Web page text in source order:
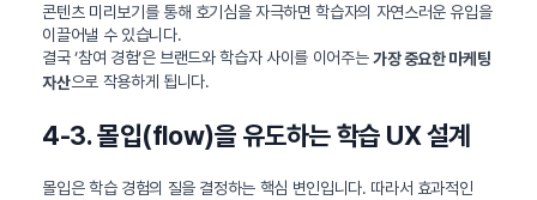
콘텐츠 미리보기를 통해 호기심을 자극하면 학습자의 자연스러운 유입을
이끌어낼 수 있습니다.
결국 ‘참여 경험’은 브랜드와 학습자 사이를 이어주는가장 중요한 마케팅
자산으로 작용하게 됩니다.
4-3. 몰입(flow)을 유도하는 학습 UX 설계
몰입은 학습 경험의 질을 결정하는 핵심 변인입니다. 따라서 효과적인